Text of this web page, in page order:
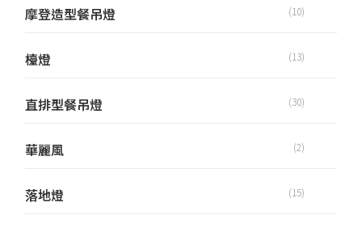
摩登造型餐吊燈 (10)
檯燈 (13)
直排型餐吊燈 (30)
華麗風 (2)
落地燈 (15)